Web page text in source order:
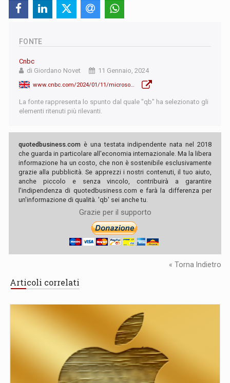
FONTE
Cnbc
di Giordano Novet
11 Gennaio, 2024
La fonte rappresenta lo spunto dal quale "qb" ha selezionato gli
elementi ritenuti più rilevanti.
quotedbusiness.com è una testata indipendente nata nel 2018
che guarda in particolare all'economia internazionale. Ma la libera
informazione ha un costo, che non è sostenibile esclusivamente
grazie alla pubblicità. Se apprezzi i nostri contenuti, il tuo aiuto,
anche piccolo e senza vincolo, contribuirà a garantire
l'indipendenza di quotedbusiness.com e farà la differenza per
un'informazione di qualità. 'qb' sei anche tu.
Grazie per il supporto
« Torna Indietro
Articoli correlati